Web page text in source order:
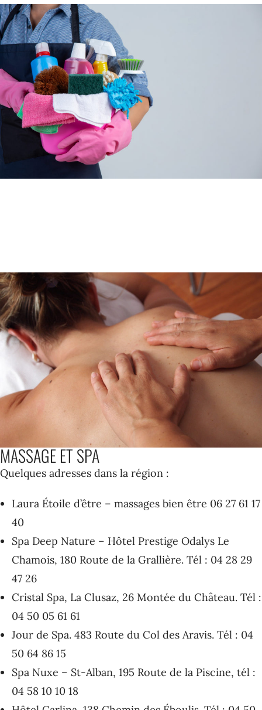
MASSAGE ET SPA
Quelques adresses dans la région :
Laura Étoile d’être – massages bien être 06 27 61 17
40
Spa Deep Nature – Hôtel Prestige Odalys Le
Chamois, 180 Route de la Grallière. Tél : 04 28 29
47 26
Cristal Spa, La Clusaz, 26 Montée du Château. Tél :
04 50 05 61 61
Jour de Spa. 483 Route du Col des Aravis. Tél : 04
50 64 86 15
Spa Nuxe – St-Alban, 195 Route de la Piscine, tél :
04 58 10 10 18